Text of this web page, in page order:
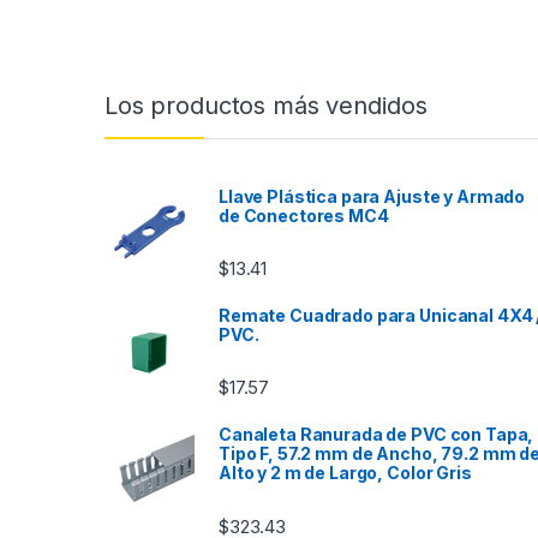
Los productos más vendidos
Llave Plástica para Ajuste y Armado
de Conectores MC4
$13.41
Remate Cuadrado para Unicanal 4X4
PVC.
$17.57
Canaleta Ranurada de PVC con Tapa,
Tipo F, 57.2 mm de Ancho, 79.2 mm
Alto y 2 m de Largo, Color Gris
$323.43